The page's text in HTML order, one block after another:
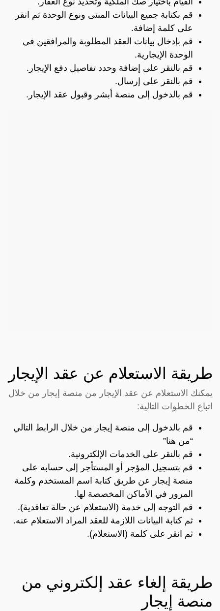
قم بكتابة جميع البيانات المبنى ونوع الوحدة ثم انقر
على كلمة إضافة.
قم بإدخال بيانات العقد المطلوبة والمرافقين في
الوحدة الإيجارية.
قم بالنقر على إضافة وحدد تفاصيل دفع الإيجار.
قم بالنقر على إرسال.
قم بالدخول إلى منصة أبشر وقبول عقد الإيجار.
طريقة الاستعلام عن عقد الإيجار
يمكنك الاستعلام عن عقد الإيجار من منصة إيجار من خلال
اتباع الخطوات التالية:
قم بالدخول إلى منصة إيجار من خلال الرابط التالي
“من هنا”
قم بالنقر على الخدمات الإلكترونية.
قم بتسجيل المؤجر أو المستأجر إلى حسابه على
منصة إيجار عن طريق كتابة اسم المستخدم وكلمة
المرور في الأماكن المخصصة لها.
قم التوجه إلى خدمة (الاستعلام عن حالة تعاقدية).
ثم كتابة البيانات اللازمة للعقد المراد الاستعلام عنه.
ثم انقر على كلمة (الاستعلام).
طريقة إلغاء عقد إلكتروني من
منصة إيجار